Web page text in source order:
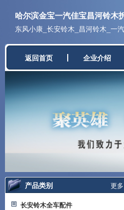
哈尔滨金宝一汽佳宝昌河铃木
东风小康_长安铃木_昌河铃木_一
返回首页 企业介绍
更多
产品类别
长安铃木全车配件